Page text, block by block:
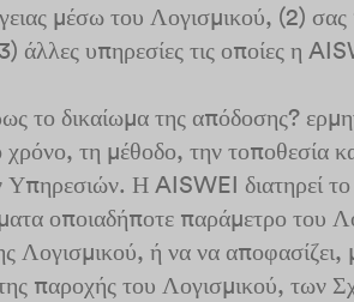
μέσω του Λογισμικού, (2) σας
άλλες υπηρεσίες τις οποίες η
το δικαίωμα της απόδοσης?
τη μέθοδο, την τοποθεσία
Η AISWEI διατηρεί
οποιαδήποτε παράμετρο του
Λογισμικού, ή να να
παροχής του Λογισμικού, των